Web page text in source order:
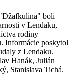
boli
v Lendaku,
rodiny
Informácie poskytol
z Lendaku.
Hanák, Julián
Stanislava Tichá.